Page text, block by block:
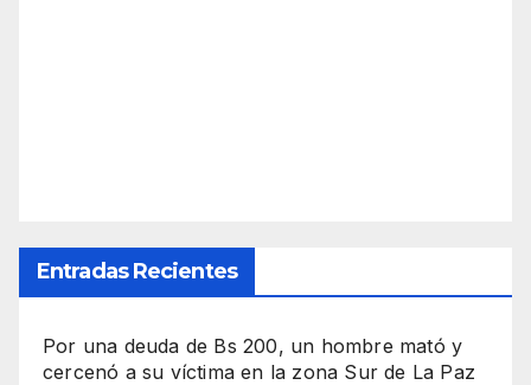
Entradas Recientes
Por una deuda de Bs 200, un hombre mató y
cercenó a su víctima en la zona Sur de La Paz